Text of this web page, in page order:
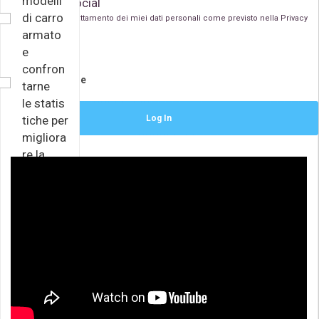
di carro
armato
e
confron
tarne
le statis
tiche per
migliora
re la
are le
caratteri
Accedi con i Social
Acconsento al trattamento dei miei dati personali come previsto nella Privacy
Remember Me